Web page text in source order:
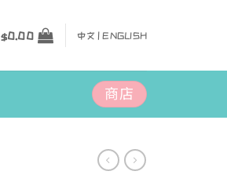
$0.00 中文 | ENGLISH
商店